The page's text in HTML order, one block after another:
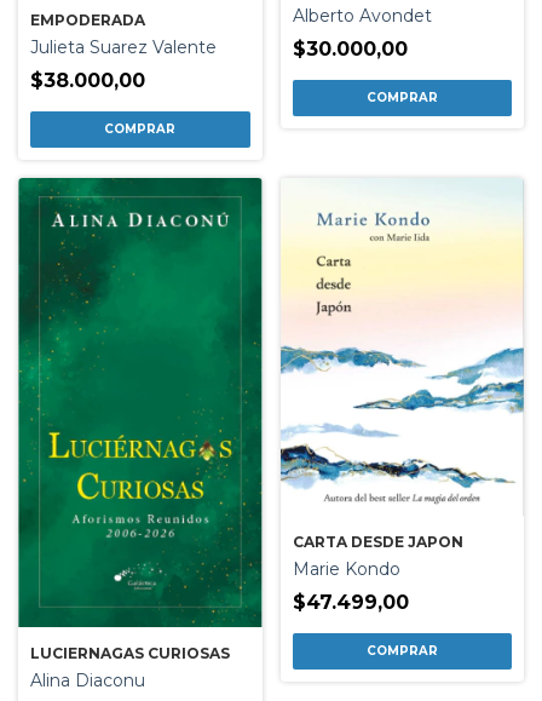
EMPODERADA
Julieta Suarez Valente
$38.000,00
Alberto Avondet
$30.000,00
LUCIERNAGAS CURIOSAS
Alina Diaconu
CARTA DESDE JAPON
Marie Kondo
$47.499,00